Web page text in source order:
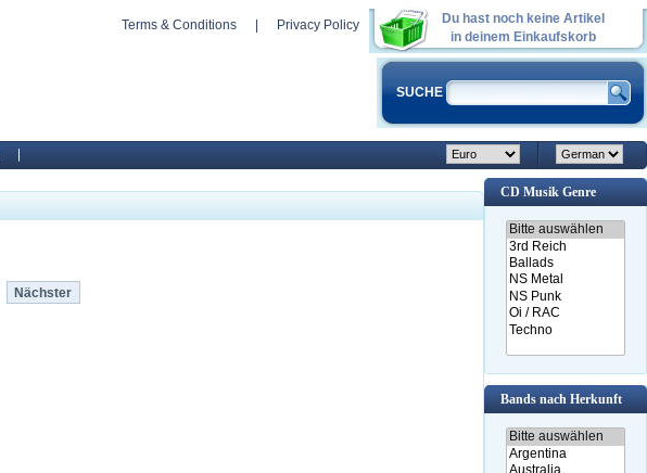
Du hast noch keine Artikel
in deinem Einkaufskorb
Terms & Conditions Privacy Policy
SUCHE
Nächster
CD Musik Genre
Bands nach Herkunft